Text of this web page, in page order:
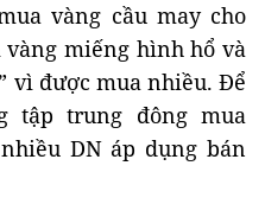
vàng cầu may cho
vàng miếng hình hổ và
vì được mua nhiều. Để
tập trung đông mua
DN áp dụng bán